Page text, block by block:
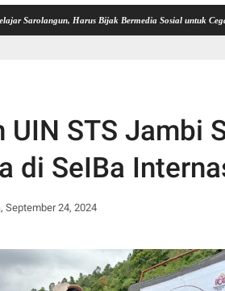
Harus Bijak Bermedia Sosial untuk Cegah
UIN STS Jambi
di SeIBa
September 24, 2024